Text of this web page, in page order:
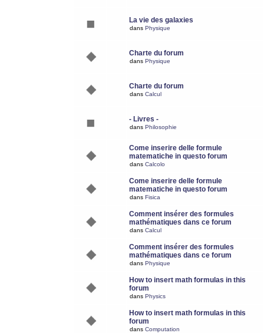
La vie des galaxies
dans Physique
Charte du forum
dans Physique
Charte du forum
dans Calcul
- Livres -
dans Philosophie
Come inserire delle formule
matematiche in questo forum
dans Calcolo
Come inserire delle formule
matematiche in questo forum
dans Fisica
Comment insérer des formules
mathématiques dans ce forum
dans Calcul
Comment insérer des formules
mathématiques dans ce forum
dans Physique
How to insert math formulas in this
forum
dans Physics
How to insert math formulas in this
forum
dans Computation